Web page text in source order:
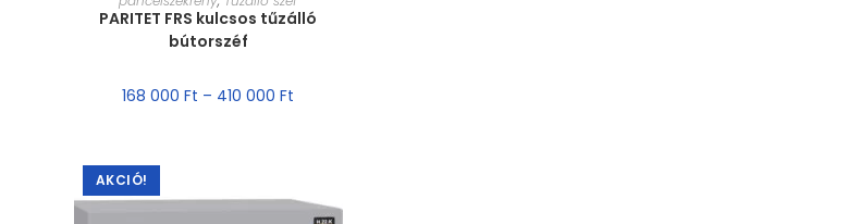
PARITET FRS kulcsos tűzálló
bútorszéf
168 000Ft – 410 000Ft
AKCIÓ!